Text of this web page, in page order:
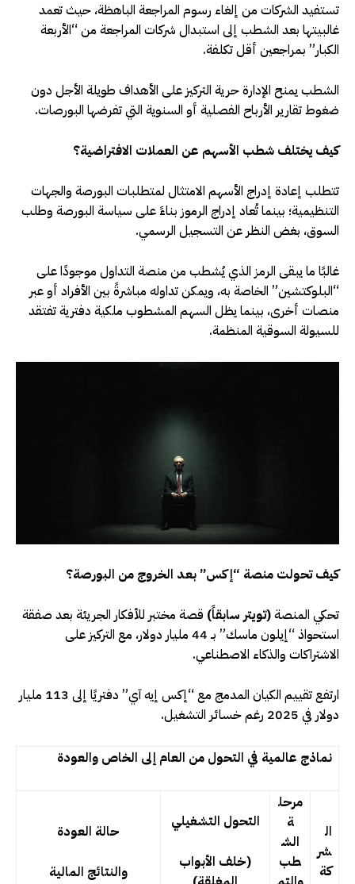
تستفيد الشركات من إلغاء رسوم المراجعة الباهظة، حيث تعمد
غالبيتها بعد الشطب إلى استبدال شركات المراجعة من “الأربعة
الكبار” بمراجعين أقل تكلفة.
الشطب يمنح الإدارة حرية التركيز على الأهداف طويلة الأجل دون
ضغوط تقارير الأرباح الفصلية أو السنوية التي تفرضها البورصات.
كيف يختلف شطب الأسهم عن العملات الافتراضية؟
تتطلب إعادة إدراج الأسهم الامتثال لمتطلبات البورصة والجهات
التنظيمية؛ بينما تُعاد إدراج الرموز بناءً على سياسة البورصة وطلب
السوق، بغض النظر عن التسجيل الرسمي.
غالبًا ما يبقى الرمز الذي يُشطب من منصة التداول موجودًا على
“البلوكتشين” الخاصة به، ويمكن تداوله مباشرةً بين الأفراد أو عبر
منصات أخرى، بينما يظل السهم المشطوب ملكية دفترية تفتقد
للسيولة السوقية المنظمة.
كيف تحولت منصة “إكس” بعد الخروج من البورصة؟
تحكي المنصة(تويتر سابقاً) قصة مختبر للأفكار الجريئة بعد صفقة
استحواذ “إيلون ماسك” بـ 44 مليار دولار، مع التركيز على
الاشتراكات والذكاء الاصطناعي.
ارتفع تقييم الكيان المدمج مع “إكس إيه آي” دفتريًا إلى 113 مليار
دولار في 2025 رغم خسائر التشغيل.
نماذج عالمية في التحول من العام إلى الخاص والعودة
ال
شر
كة
مرحل
ة
الش
طب
التحول التشغيلي
(خلف الأبواب
حالة العودة
والنتائج المالية